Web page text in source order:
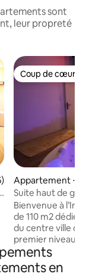
sont
leur propreté
sur la
Coup de cœur
Coup de cœur
Appartement ⋅
errand
Suite haut de
Bienvenue à
de 110 m2 dédiée
du centre ville de
premier niveau,
espace détente
volcan, une
en